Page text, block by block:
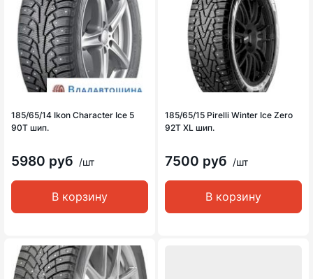
185/65/14 Ikon Character Ice 5
90T шип.
5980 руб /шт
В корзину
185/65/15 Pirelli Winter Ice Zero
92T XL шип.
7500 руб /шт
В корзину